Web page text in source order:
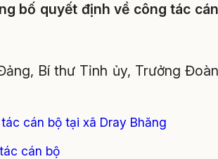
bố quyết định về công tác cán
Bí thư Tỉnh ủy, Trưởng Đoàn
cán bộ tại xã Dray Bhăng
cán bộ